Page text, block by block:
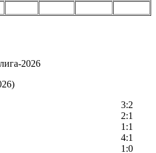
2026
3:2
2:1
1:1
4:1
1:0